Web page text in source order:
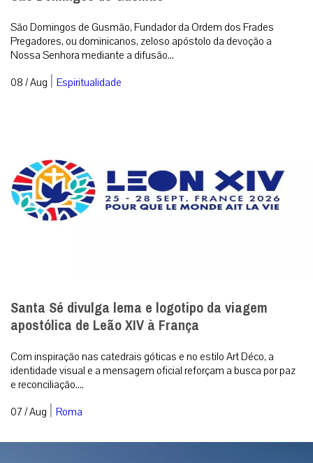
Com inspiração nas catedrais góticas e no estilo Art Déco, a
identidade visual e a mensagem oficial reforçam a busca por paz
e reconciliação....